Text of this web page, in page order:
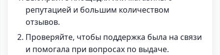
репутацией и большим количеством
отзывов.
Проверяйте, чтобы поддержка была на связи
и помогала при вопросах по выдаче.